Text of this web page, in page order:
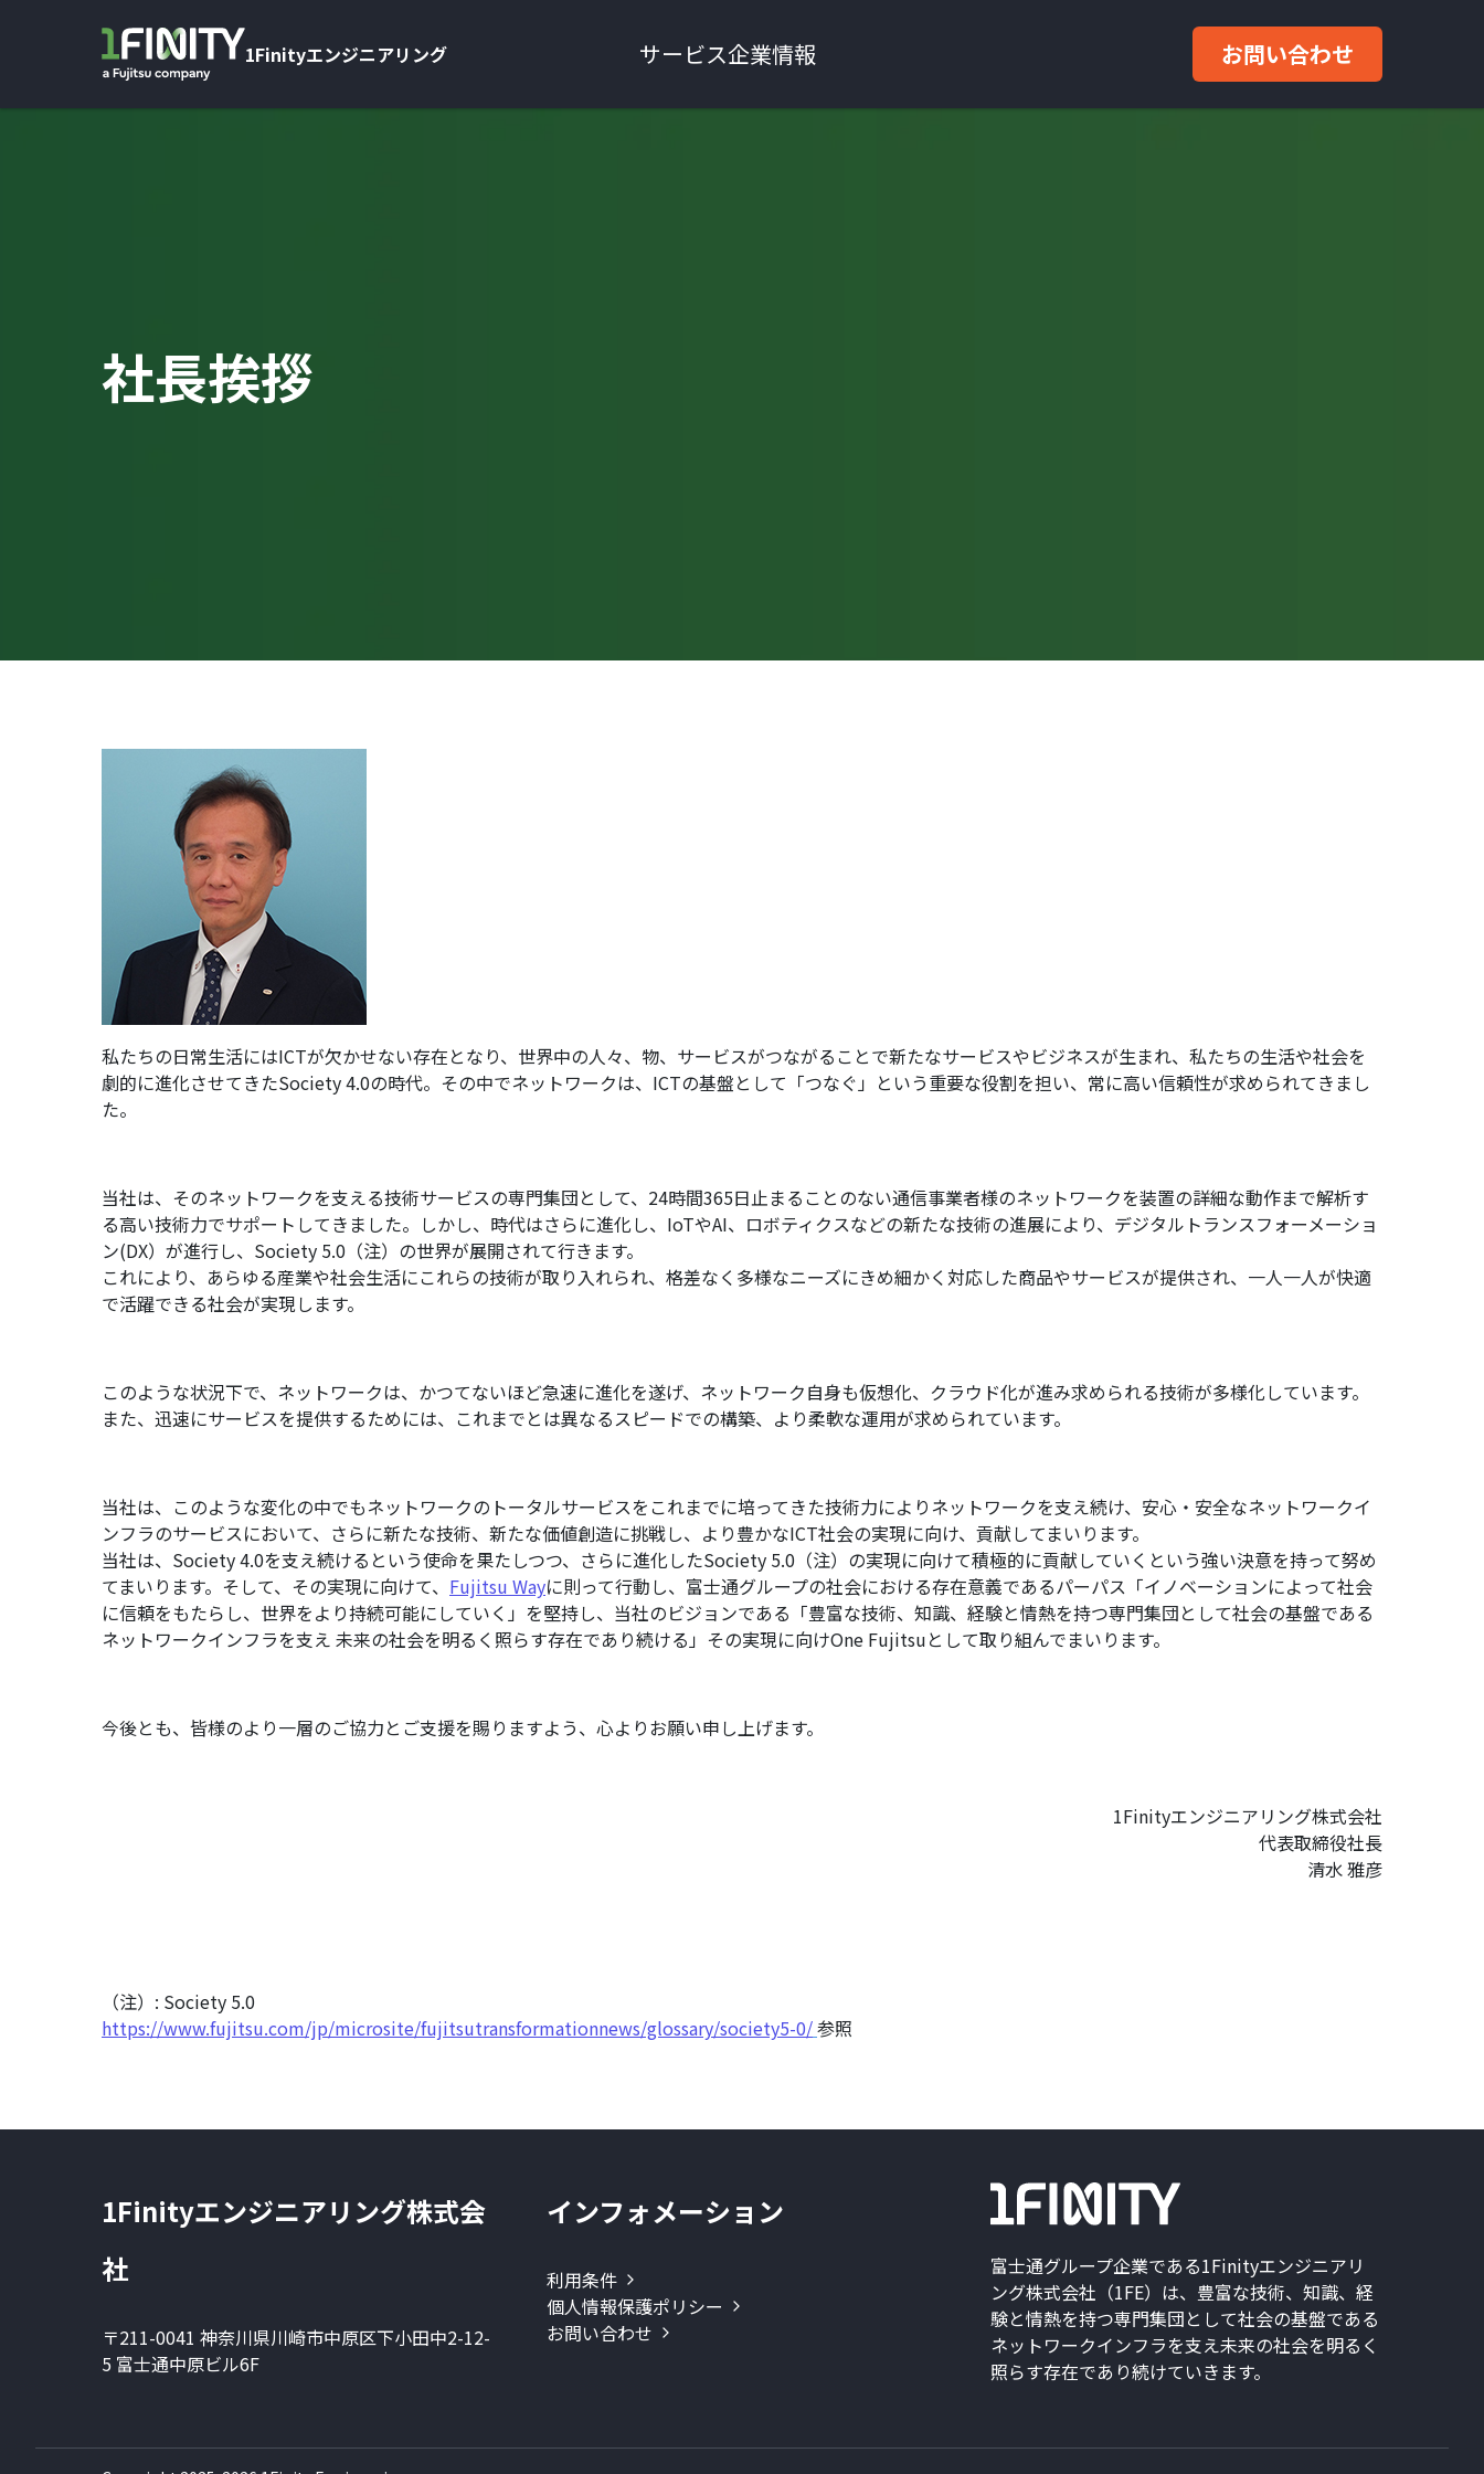
1Finityエンジニアリング サービス企業情報 お問い合わせ
社長挨拶
私たちの日常生活にはICTが欠かせない存在となり、世界中の人々、物、サービスがつながることで新たなサービスやビジネスが生まれ、私たちの生活や社会を
劇的に進化させてきたSociety 4.0の時代。その中でネットワークは、ICTの基盤として「つなぐ」という重要な役割を担い、常に高い信頼性が求められてきまし
た。
当社は、そのネットワークを支える技術サービスの専門集団として、24時間365日止まることのない通信事業者様のネットワークを装置の詳細な動作まで解析す
る高い技術力でサポートしてきました。しかし、時代はさらに進化し、IoTやAI、ロボティクスなどの新たな技術の進展により、デジタルトランスフォーメーショ
ン(DX）が進行し、Society 5.0（注）の世界が展開されて行きます。
これにより、あらゆる産業や社会生活にこれらの技術が取り入れられ、格差なく多様なニーズにきめ細かく対応した商品やサービスが提供され、一人一人が快適
で活躍できる社会が実現します。
このような状況下で、ネットワークは、かつてないほど急速に進化を遂げ、ネットワーク自身も仮想化、クラウド化が進み求められる技術が多様化しています。
また、迅速にサービスを提供するためには、これまでとは異なるスピードでの構築、より柔軟な運用が求められています。
当社は、このような変化の中でもネットワークのトータルサービスをこれまでに培ってきた技術力によりネットワークを支え続け、安心・安全なネットワークイ
ンフラのサービスにおいて、さらに新たな技術、新たな価値創造に挑戦し、より豊かなICT社会の実現に向け、貢献してまいります。
当社は、Society 4.0を支え続けるという使命を果たしつつ、さらに進化したSociety 5.0（注）の実現に向けて積極的に貢献していくという強い決意を持って努め
てまいります。そして、その実現に向けて、 Fujitsu Wayに則って行動し、富士通グループの社会における存在意義であるパーパス「イノベーションによって社会
に信頼をもたらし、世界をより持続可能にしていく」を堅持し、当社のビジョンである「豊富な技術、知識、経験と情熱を持つ専門集団として社会の基盤である
ネットワークインフラを支え 未来の社会を明るく照らす存在であり続ける」その実現に向けOne Fujitsuとして取り組んでまいります。
今後とも、皆様のより一層のご協力とご支援を賜りますよう、心よりお願い申し上げます。
1Finityエンジニアリング株式会社
代表取締役社長
清水 雅彦
（注）: Society 5.0
https://www.fujitsu.com/jp/microsite/fujitsutransformationnews/glossary/society5-0/参照
1Finityエンジニアリング株式会
社
〒211-0041 神奈川県川崎市中原区下小田中2-12-
5 富士通中原ビル6F
インフォメーション
利用条件
個人情報保護ポリシー
お問い合わせ
富士通グループ企業である1Finityエンジニアリ
ング株式会社（1FE）は、豊富な技術、知識、経
験と情熱を持つ専門集団として社会の基盤である
ネットワークインフラを支え未来の社会を明るく
照らす存在であり続けていきます。